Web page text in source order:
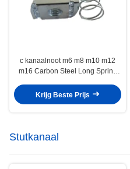
c kanaalnoot m6 m8 m10 m12
m16 Carbon Steel Long Spring
Krijg Beste Prijs
Stutkanaal